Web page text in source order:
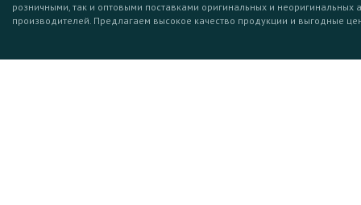
розничными, так и оптовыми поставками оригинальных и неоригинальных
производителей. Предлагаем высокое качество продукции и выгодные